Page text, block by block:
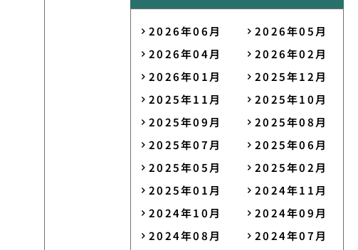
2026年06月
2026年05月
2026年04月
2026年02月
2026年01月
2025年12月
2025年11月
2025年10月
2025年09月
2025年08月
2025年07月
2025年06月
2025年05月
2025年02月
2025年01月
2024年11月
2024年10月
2024年09月
2024年08月
2024年07月